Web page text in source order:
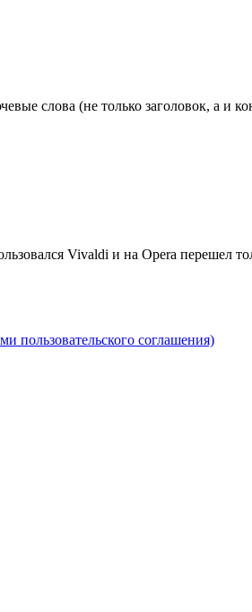
слова (не только заголовок, а и
Vivaldi и на Opera перешел
пользовательского соглашения)